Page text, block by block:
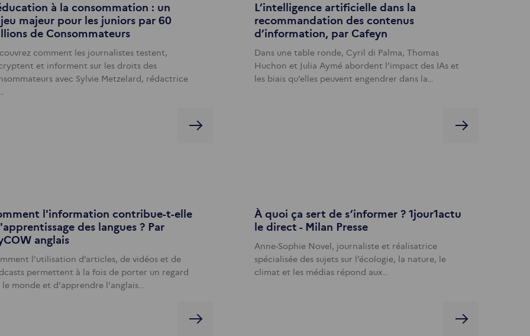
à la consommation : un
majeur pour les juniors par 60
de Consommateurs
comment les journalistes testent,
et informent sur les droits des
avec Sylvie Metzelard, rédactrice
L’intelligence artificielle dans la
recommandation des contenus
d’information, par Cafeyn
Dans une table ronde, Cyril di Palma, Thomas
Huchon et Julia Aymé abordent l’impact des IAs et
les biais qu’elles peuvent engendrer dans la…
l'information contribue-t-elle
des langues ? Par
anglais
l’utilisation d’articles, de vidéos et de
permettent à la fois de porter un regard
le monde et d'apprendre l'anglais…
À quoi ça sert de s’informer ? 1jour1actu
le direct - Milan Presse
Anne-Sophie Novel, journaliste et réalisatrice
spécialisée des sujets sur l’écologie, la nature, le
climat et les médias répond aux…